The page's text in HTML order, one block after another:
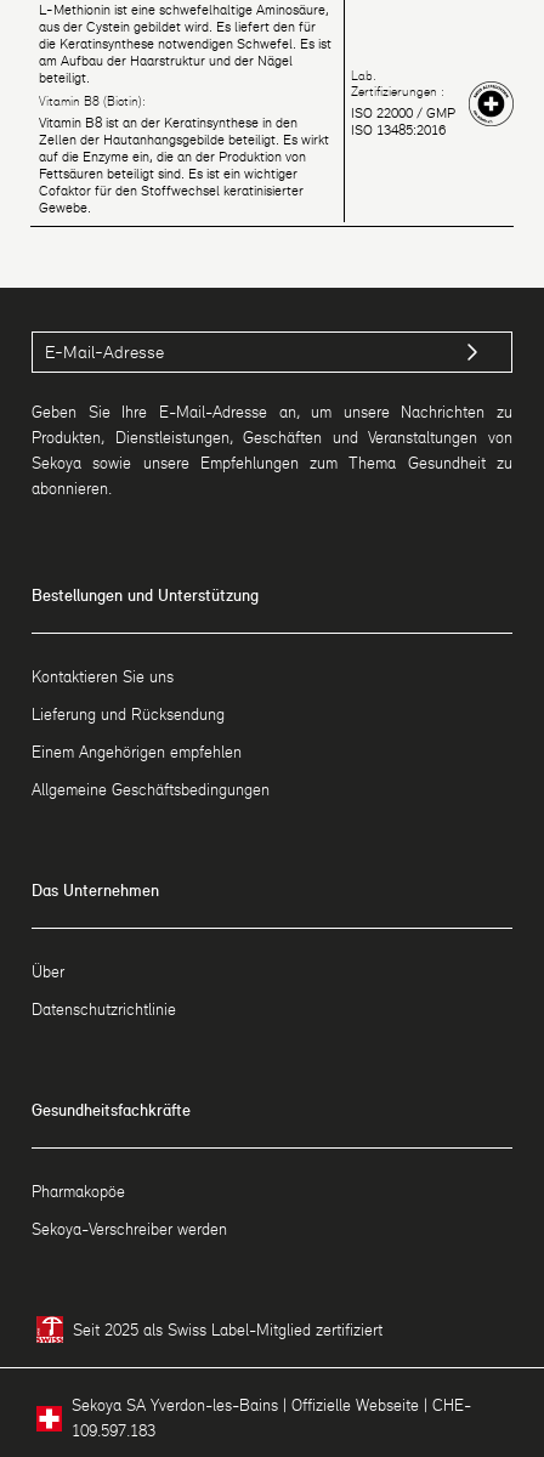
L-Methionin ist eine schwefelhaltige Aminosäure,
aus der Cystein gebildet wird. Es liefert den für
die Keratinsynthese notwendigen Schwefel. Es ist
am Aufbau der Haarstruktur und der Nägel
beteiligt.
Vitamin B8 (Biotin):
Vitamin B8 ist an der Keratinsynthese in den
Zellen der Hautanhangsgebilde beteiligt. Es wirkt
auf die Enzyme ein, die an der Produktion von
Fettsäuren beteiligt sind. Es ist ein wichtiger
Cofaktor für den Stoffwechsel keratinisierter
Gewebe.
Lab.
Zertifizierungen :
ISO 22000 / GMP
ISO 13485:2016
Geben Sie Ihre E-Mail-Adresse an, um unsere Nachrichten zu
Produkten, Dienstleistungen, Geschäften und Veranstaltungen von
Sekoya sowie unsere Empfehlungen zum Thema Gesundheit zu
abonnieren.
Bestellungen und Unterstützung
Kontaktieren Sie uns
Lieferung und Rücksendung
Einem Angehörigen empfehlen
Allgemeine Geschäftsbedingungen
Das Unternehmen
Über
Datenschutzrichtlinie
Gesundheitsfachkräfte
Pharmakopöe
Sekoya-Verschreiber werden
Seit 2025 als Swiss Label-Mitglied zertifiziert
Sekoya SA Yverdon-les-Bains | Offizielle Webseite | CHE-
109.597.183